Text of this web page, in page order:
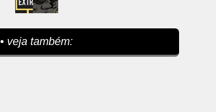
• veja também: